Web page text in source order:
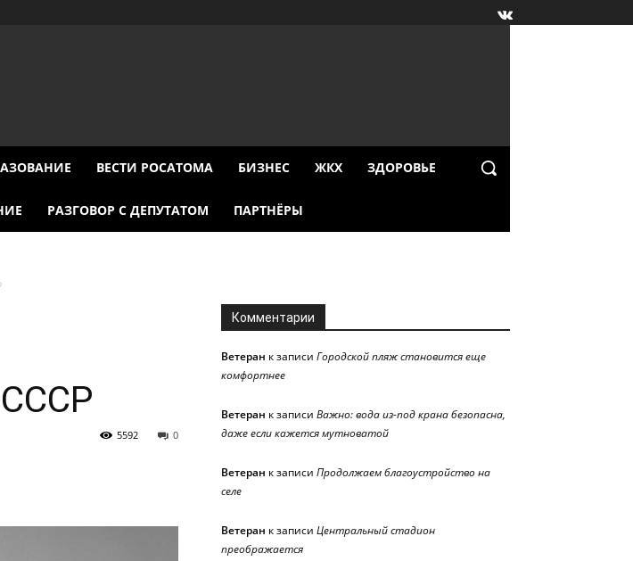
ВЕСТИ РОСАТОМА БИЗНЕС ЖКХ ЗДОРОВЬЕ
РАЗГОВОР С ДЕПУТАТОМ ПАРТНЁРЫ
0
5592
Комментарии
Ветеран к записи Городской пляж становится еще
комфортнее
Ветеран к записи Важно: вода из-под крана безопасна,
даже если кажется мутноватой
Ветеран к записи Продолжаем благоустройство на
селе
Ветеран к записи Центральный стадион
преображается